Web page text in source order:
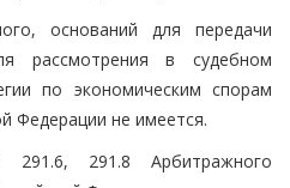
оснований для передачи
рассмотрения в судебном
по экономическим спорам
Федерации не имеется.
291.6, 291.8 Арбитражного